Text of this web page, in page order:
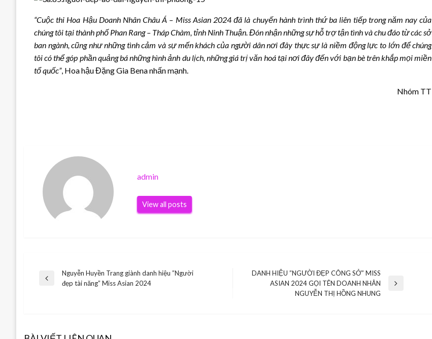
“Cuộc thi Hoa Hậu Doanh Nhân Châu Á – Miss Asian 2024 đã là chuyến hành trình thứ ba liên tiếp trong năm nay của
chúng tôi tại thành phố Phan Rang – Tháp Chàm, tỉnh Ninh Thuận. Đón nhận những sự hỗ trợ tận tình và chu đáo từ các sở
ban ngành, cũng như những tình cảm và sự mến khách của người dân nơi đây thực sự là niềm động lực to lớn để chúng
tôi có thể góp phần quảng bá những hình ảnh du lịch, những giá trị văn hoá tại nơi đây đến với bạn bè trên khắp mọi miền
tổ quốc”, Hoa hậu Đặng Gia Bena nhấn mạnh.
Nhóm TT
admin
View all posts
Điều
Previous
Nguyễn Huyền Trang giành danh hiệu ”Người
đẹp tài năng” Miss Asian 2024
DANH HIỆU ”NGƯỜI ĐẸP CÔNG SỞ” MISS
ASIAN 2024 GỌI TÊN DOANH NHÂN
NGUYỄN THỊ HỒNG NHUNG